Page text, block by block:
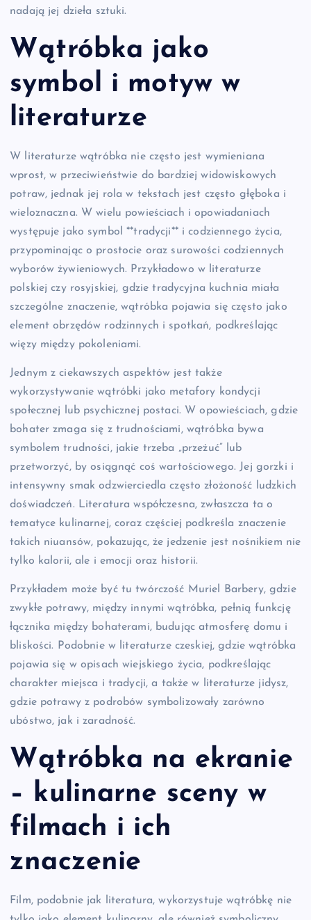
nadają jej dzieła sztuki.
Wątróbka jako
symbol i motyw w
literaturze
W literaturze wątróbka nie często jest wymieniana
wprost, w przeciwieństwie do bardziej widowiskowych
potraw, jednak jej rola w tekstach jest często głęboka i
wieloznaczna. W wielu powieściach i opowiadaniach
występuje jako symbol **tradycji** i codziennego życia,
przypominając o prostocie oraz surowości codziennych
wyborów żywieniowych. Przykładowo w literaturze
polskiej czy rosyjskiej, gdzie tradycyjna kuchnia miała
szczególne znaczenie, wątróbka pojawia się często jako
element obrzędów rodzinnych i spotkań, podkreślając
więzy między pokoleniami.
Jednym z ciekawszych aspektów jest także
wykorzystywanie wątróbki jako metafory kondycji
społecznej lub psychicznej postaci. W opowieściach, gdzie
bohater zmaga się z trudnościami, wątróbka bywa
symbolem trudności, jakie trzeba „przeżuć” lub
przetworzyć, by osiągnąć coś wartościowego. Jej gorzki i
intensywny smak odzwierciedla często złożoność ludzkich
doświadczeń. Literatura współczesna, zwłaszcza ta o
tematyce kulinarnej, coraz częściej podkreśla znaczenie
takich niuansów, pokazując, że jedzenie jest nośnikiem nie
tylko kalorii, ale i emocji oraz historii.
Przykładem może być tu twórczość Muriel Barbery, gdzie
zwykłe potrawy, między innymi wątróbka, pełnią funkcję
łącznika między bohaterami, budując atmosferę domu i
bliskości. Podobnie w literaturze czeskiej, gdzie wątróbka
pojawia się w opisach wiejskiego życia, podkreślając
charakter miejsca i tradycji, a także w literaturze jidysz,
gdzie potrawy z podrobów symbolizowały zarówno
ubóstwo, jak i zaradność.
Wątróbka na ekranie
– kulinarne sceny w
filmach i ich
znaczenie
Film, podobnie jak literatura, wykorzystuje wątróbkę nie